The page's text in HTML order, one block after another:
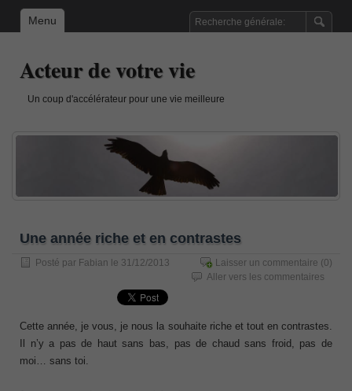
Menu
Acteur de votre vie
Un coup d'accélérateur pour une vie meilleure
Une année riche et en contrastes
Posté par Fabian le 31/12/2013 Laisser un commentaire (0)
Aller vers les commentaires
Cette année, je vous, je nous la souhaite riche et tout en contrastes.
Il n’y a pas de haut sans bas, pas de chaud sans froid, pas de
moi… sans toi.